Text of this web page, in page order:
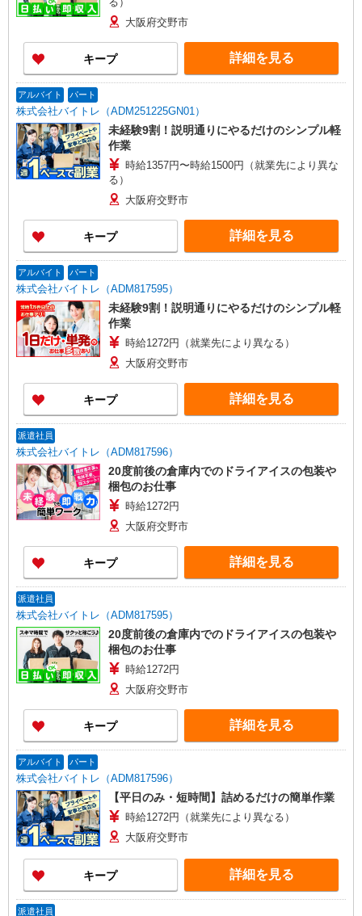
大阪府交野市
キープ 詳細を見る
アルバイト パート
株式会社バイトレ（ADM251225GN01）
未経験9割！説明通りにやるだけのシンプル軽
作業
時給1357円〜時給1500円（就業先により異な
る）
大阪府交野市
キープ 詳細を見る
アルバイト パート
株式会社バイトレ（ADM817595）
未経験9割！説明通りにやるだけのシンプル軽
作業
時給1272円（就業先により異なる）
大阪府交野市
キープ 詳細を見る
派遣社員
株式会社バイトレ（ADM817596）
20度前後の倉庫内でのドライアイスの包装や
梱包のお仕事
時給1272円
大阪府交野市
キープ 詳細を見る
派遣社員
株式会社バイトレ（ADM817595）
20度前後の倉庫内でのドライアイスの包装や
梱包のお仕事
時給1272円
大阪府交野市
キープ 詳細を見る
アルバイト パート
株式会社バイトレ（ADM817596）
【平日のみ・短時間】詰めるだけの簡単作業
時給1272円（就業先により異なる）
大阪府交野市
キープ 詳細を見る
派遣社員